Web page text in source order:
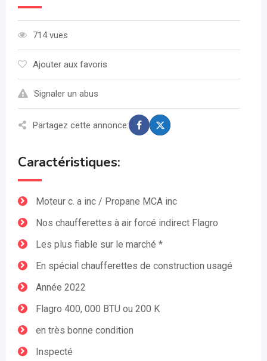
714 vues
Ajouter aux favoris
Signaler un abus
Partagez cette annonce:
Caractéristiques:
Moteur c. a inc / Propane MCA inc
Nos chaufferettes à air forcé indirect Flagro
Les plus fiable sur le marché *
En spécial chaufferettes de construction usagé
Année 2022
Flagro 400, 000 BTU ou 200 K
en très bonne condition
Inspecté